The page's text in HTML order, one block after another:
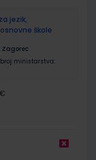
jezik,
škole
Zagorec
ministarstva: